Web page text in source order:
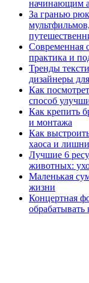
начинающим
За гранью
Современная
практика и
Тренды
дизайнеры
Как
способ
Как крепить
и монтажа
Как
хаоса и
Лучшие 6
животных:
Маленькая
жизни
Концертная
обрабатывать